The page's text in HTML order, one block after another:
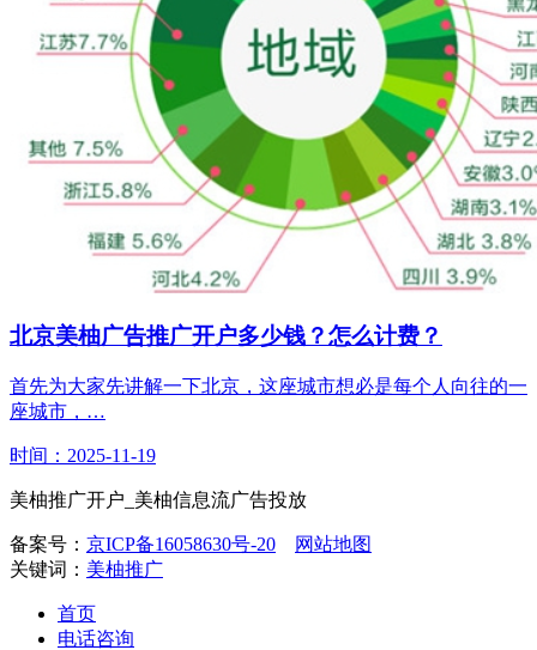
北京美柚广告推广开户多少钱？怎么计费？
首先为大家先讲解一下北京，这座城市想必是每个人向往的一
座城市，…
时间：2025-11-19
美柚推广开户_美柚信息流广告投放
备案号： 京ICP备16058630号-20
网站地图
关键词： 美柚推广
首页
电话咨询